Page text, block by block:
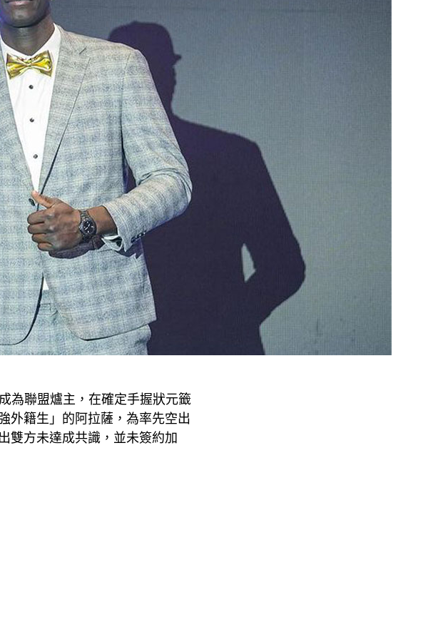
為聯盟爐主，在確定手握狀元籤
外籍生」的阿拉薩，為率先空出
雙方未達成共識，並未簽約加